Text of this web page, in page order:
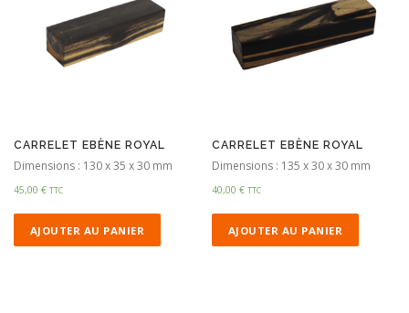
CARRELET EBÈNE ROYAL
Dimensions : 130 x 35 x 30 mm
45,00 € TTC
AJOUTER AU PANIER
CARRELET EBÈNE ROYAL
Dimensions : 135 x 30 x 30 mm
40,00€ TTC
AJOUTER AU PANIER